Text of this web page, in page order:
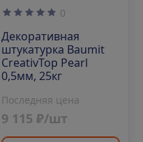
0
Декоративная
штукатурка Baumit
CreativTop Pearl
0,5мм, 25кг
Последняя цена
9 115 ₽/шт